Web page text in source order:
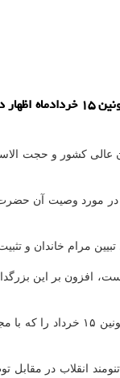
به گزارش ارتباط با مشتری، رییس دیوان عالی کشور
عالی کشور و حجت
مورد وصیت آن حضرت
مرام خاندان و
بر این
رئیس دیوان عالی کشور توضیحاتی در مورد قیام خونین
انقلاب در مقابل